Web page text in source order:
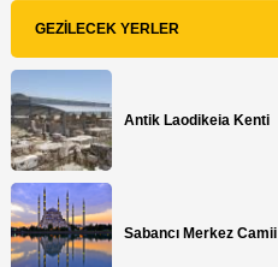
GEZILECEK YERLER
Antik Laodikeia Kenti
Sabancı Merkez Camii